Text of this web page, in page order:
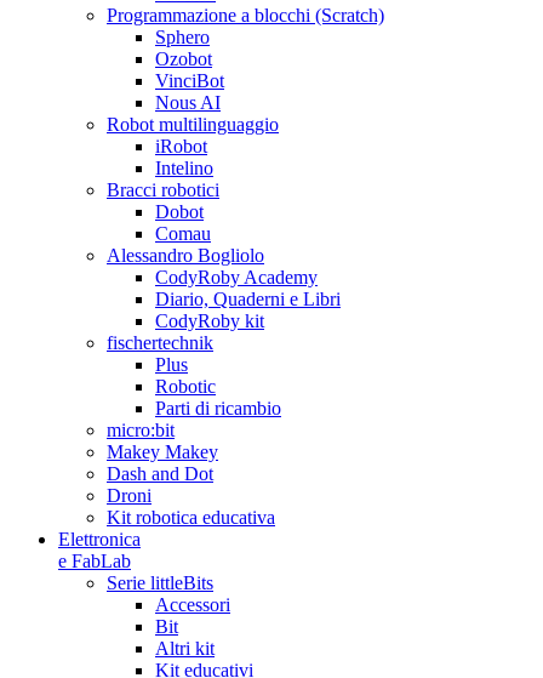
Programmazione a blocchi (Scratch)
Sphero
Ozobot
VinciBot
Nous AI
Robot multilinguaggio
iRobot
Intelino
Bracci robotici
Dobot
Comau
Alessandro Bogliolo
CodyRoby Academy
Diario, Quaderni e Libri
CodyRoby kit
fischertechnik
Plus
Robotic
Parti di ricambio
micro:bit
Makey Makey
Dash and Dot
Droni
Kit robotica educativa
Elettronica
e FabLab
Serie littleBits
Accessori
Bit
Altri kit
Kit educativi